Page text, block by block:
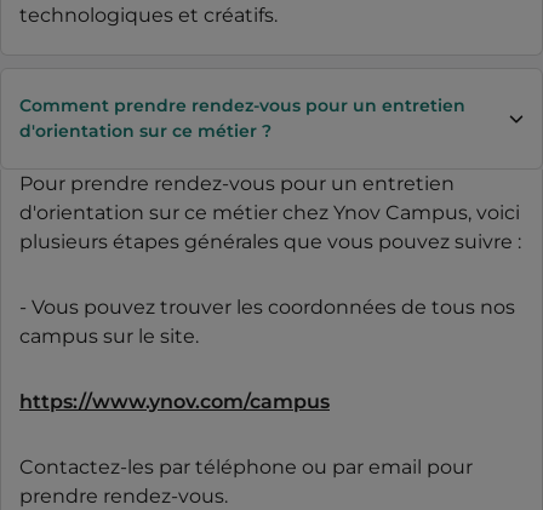
technologiques et créatifs.
Comment prendre rendez-vous pour un entretien
d'orientation sur ce métier ?
Pour prendre rendez-vous pour un entretien
d'orientation sur ce métier chez Ynov Campus, voici
plusieurs étapes générales que vous pouvez suivre :
- Vous pouvez trouver les coordonnées de tous nos
campus sur le site.
https://www.ynov.com/campus
Contactez-les par téléphone ou par email pour
prendre rendez-vous.